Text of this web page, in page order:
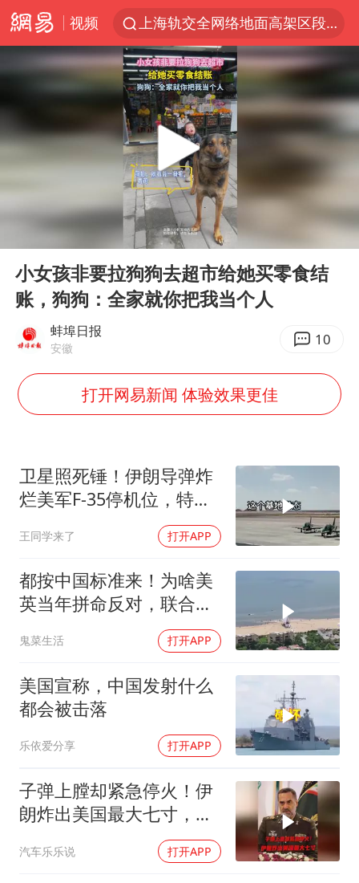
视频
上海轨交全网络地面高架区段限速运行
白海豚逼近浙闽沿海
上海暴雨红色预警
斯诺克中国公开赛刘宏宇击败霍金斯
2026年7月份居民消费价格同比上涨0.5%
伯克希尔净买入约200亿美元股票
“伊斯兰版北约”出现
武契奇会见泽连斯基有何意图
上海大部迎大暴雨
日本连续发生两次地震
白海豚在海上打了个结
构建更高水平的全民健身公共服务体系
Play
00:00
小女孩非要拉狗狗去超市给她买零食结
账，狗狗：全家就你把我当个人
蚌埠日报
安徽 10
打开网易新闻 体验效果更佳
卫星照死锤！伊朗导弹炸
烂美军F-35停机位，特朗
王同学来了 打开APP
都按中国标准来！为啥美
英当年拼命反对，联合国
鬼菜生活 打开APP
美国宣称，中国发射什么
都会被击落
乐依爱分享 打开APP
子弹上膛却紧急停火！伊
朗炸出美国最大七寸，特
汽车乐乐说 打开APP